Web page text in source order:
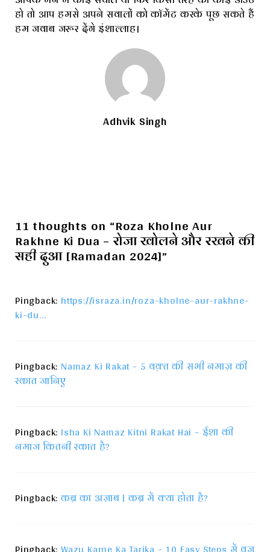
हो तो आप हमसे अपने सवालों को कॉमेंट करके पूछ सकते हैं
हम जवाब जरूर देंगे इंशाल्लाह।
Adhvik Singh
11 thoughts on “Roza Kholne Aur
Rakhne Ki Dua – रोजा खोलने और रखने की
सही दुआ [Ramadan 2024]”
Pingback: https://israza.in/roza-kholne-aur-rakhne-
ki-du...
Pingback: Namaz Ki Rakat - 5 वक़्त की सभी नमाज़ की
रकात जानिए
Pingback: Isha Ki Namaz Kitni Rakat Hai - ईशा की
नमाज कितनी रकात है?
Pingback:कब्र का अज़ाब | कब्र में क्या होता है?